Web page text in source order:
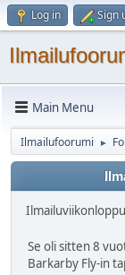
Log in Sign
Main Menu
Ilmailufoorumi ►
Se oli sitten 8
Barkarby Fly-in